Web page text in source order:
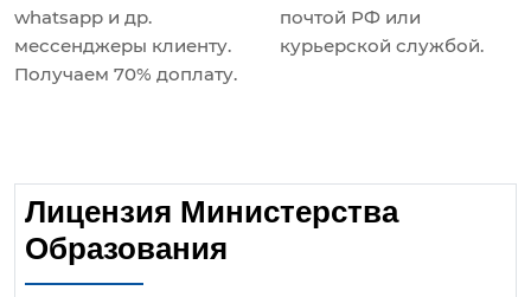
whatsapp и др.
мессенджеры клиенту.
Получаем 70% доплату.
почтой РФ или
курьерской службой.
Лицензия Министерства
Образования